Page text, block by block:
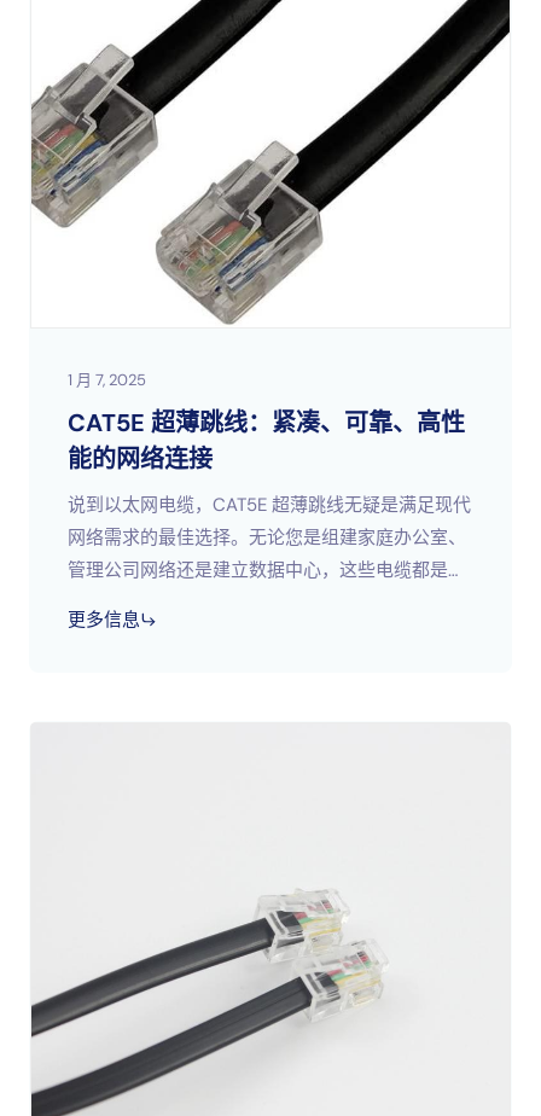
1 月 7, 2025
CAT5E 超薄跳线：紧凑、可靠、高性
能的网络连接
说到以太网电缆，CAT5E 超薄跳线无疑是满足现代
网络需求的最佳选择。无论您是组建家庭办公室、
管理公司网络还是建立数据中心，这些电缆都是性
仅节省了空间，还让您的数据中心更加安全可靠；
更多信息